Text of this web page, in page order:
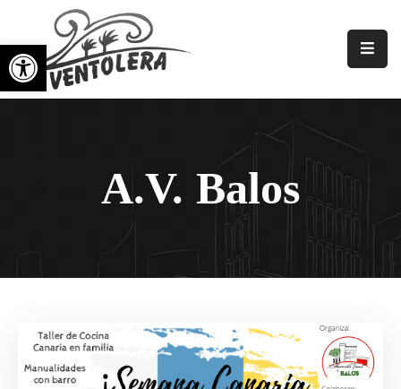
Principale
Notizia
A.V. Balos
Open toolbar